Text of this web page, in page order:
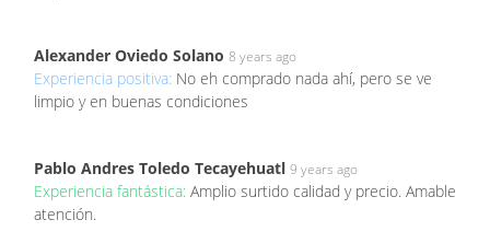
Alexander Oviedo Solano 8 years ago
Experiencia positiva: No eh comprado nada ahí, pero se ve
limpio y en buenas condiciones
Pablo Andres Toledo Tecayehuatl 9 years ago
Experiencia fantástica: Amplio surtido calidad y precio. Amable
atención.